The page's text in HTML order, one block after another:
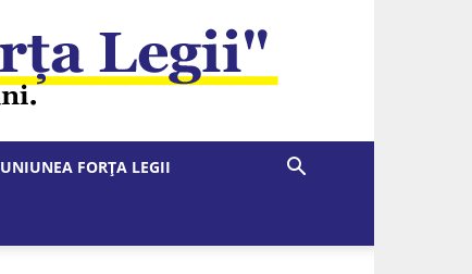
UNIUNEA FORȚA LEGII